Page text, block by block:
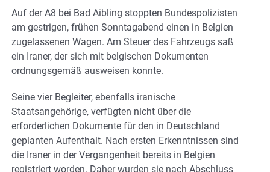
Auf der A8 bei Bad Aibling stoppten Bundespolizisten
am gestrigen, frühen Sonntagabend einen in Belgien
zugelassenen Wagen. Am Steuer des Fahrzeugs saß
ein Iraner, der sich mit belgischen Dokumenten
ordnungsgemäß ausweisen konnte.
Seine vier Begleiter, ebenfalls iranische
Staatsangehörige, verfügten nicht über die
erforderlichen Dokumente für den in Deutschland
geplanten Aufenthalt. Nach ersten Erkenntnissen sind
die Iraner in der Vergangenheit bereits in Belgien
registriert worden. Daher wurden sie nach Abschluss